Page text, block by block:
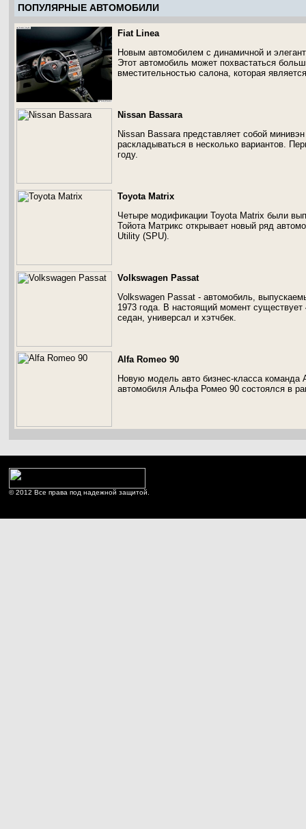
ПОПУЛЯРНЫЕ АВТОМОБИЛИ
Fiat Linea
Новым автомобилем с динамичной и
Этот автомобиль может похвастаться
вместительностью салона, которая
Nissan Bassara
Nissan Bassara представляет собой
раскладываться в несколько вариантов.
году.
Toyota Matrix
Четыре модификации Toyota Matrix были
Тойота Матрикс открывает новый ряд
Utility (SPU).
Volkswagen Passat
Volkswagen Passat - автомобиль,
1973 года. В настоящий момент
седан, универсал и хэтчбек.
Alfa Romeo 90
Новую модель авто бизнес-класса команда
автомобиля Альфа Ромео 90 состоялся в
© 2012 Все права под надежной защитой.